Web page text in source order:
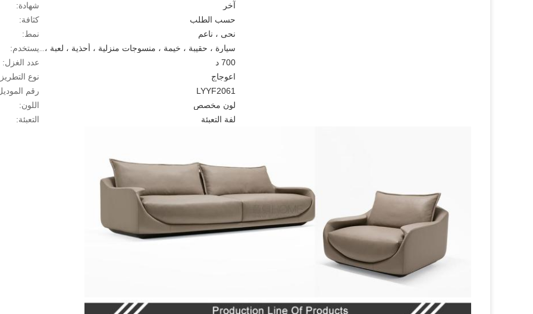
شهادة:
آخر
كثافة:
حسب الطلب
نمط:
نحى ، ناعم
يستخدم:سيارة ، حقيبة ، خيمة ، منسوجات منزلية ، أحذية ، لعبة ، تنجيد ، زفاف ، أريكة
عدد الغزل:
700 د
نوع
اعوجاج
رقم
LYYF2061
اللون:
لون مخصص
التعبئة:
لفة التعبئة